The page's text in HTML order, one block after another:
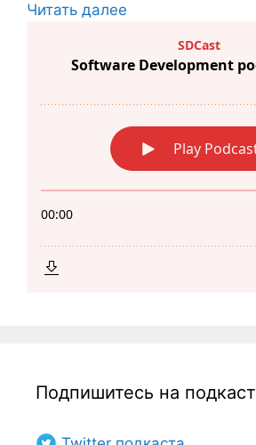
Читать далее
Подпишитесь на подкаст